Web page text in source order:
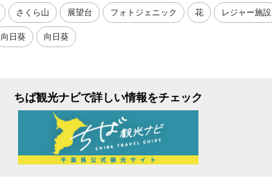
さくら山 展望台 フォトジェニック 花 レジャー施設
向日葵 向日葵
ちば観光ナビで詳しい情報をチェック